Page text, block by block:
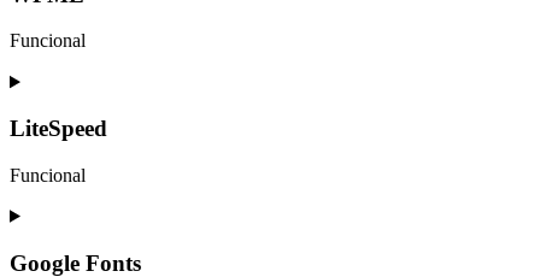
Funcional
Consent
service
LiteSpeed
Funcional
Consent
service
Google Fonts